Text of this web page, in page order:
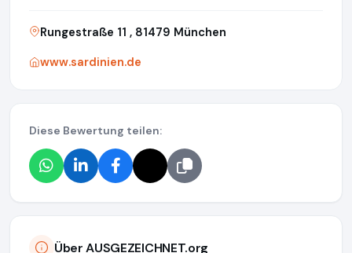
Rungestraße 11 , 81479 München
www.sardinien.de
Diese Bewertung teilen:
Über AUSGEZEICHNET.org